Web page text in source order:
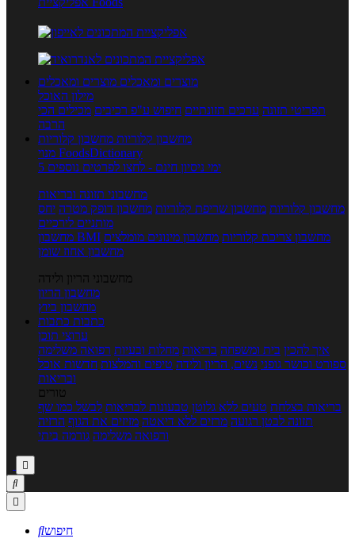
מוצרים ומאכלים מוצרים ומאכלים
מילון האוכל
תפריטי תזונה ערכים תזונתיים חיפוש ע"פ רכיבים מכילים הכי
הרבה
מחשבון קלוריות מחשבון קלוריות
מנוי FoodsDictionary
5 ימי ניסיון חינם - לחצו לפרטים נוספים
מחשבוני תזונה ובריאות
מחשבון קלוריות מחשבון שריפת קלוריות מחשבון דופק מטרה יחס
מותניים לירכיים
מחשבון BMI
מחשבון צריכת קלוריות מחשבון מינונים מומלצים
מחשבון אחוז שומן
מחשבוני הריון ולידה
מחשבון הריון
מחשבון ביוץ
כתבות כתבות
ערוצי תוכן
איך להכין בית ומשפחה בריאות מחלות ובעיות רפואה משלימה
ספורט וכושר גופני נשים, הריון ולידה טיפים והמלצות חדשות אוכל
ובריאות
טורים
בריאות בצלחת טעים ללא גלוטן טבעונות לבריאות לבשל כמו שף
תזונה לבטן רגועה מרזים ללא דיאטה מזיזים את הגוף הרזיה
ורפואה משלימה גורמה ביתי



חיפוש